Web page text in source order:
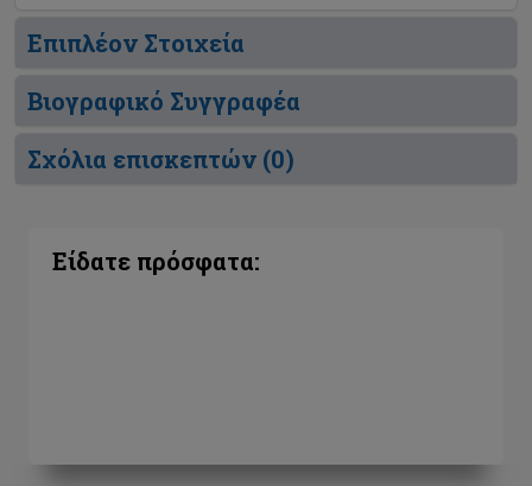
Επιπλέον Στοιχεία
Βιογραφικό Συγγραφέα
Σχόλια επισκεπτών (0)
Είδατε πρόσφατα: